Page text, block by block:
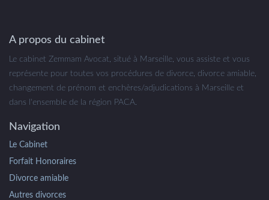
A propos du cabinet
Le cabinet Zemmam Avocat, situé à Marseille, vous assiste et vous
représente pour toutes vos procédures de divorce, divorce amiable,
changement de prénom et enchères/adjudications à Marseille et
dans l'ensemble de la région PACA.
Navigation
Le Cabinet
Forfait Honoraires
Divorce amiable
Autres divorces